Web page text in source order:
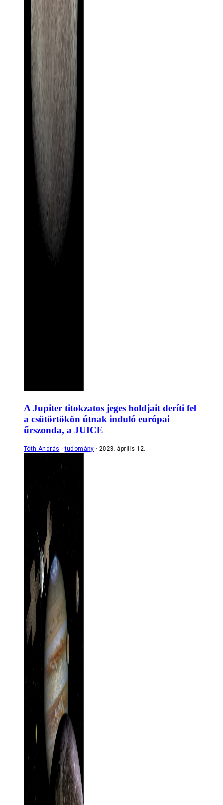
A Jupiter titokzatos jeges holdjait deríti fel
a csütörtökön útnak induló európai
űrszonda, a JUICE
Tóth András tudomány 2023. április 12.